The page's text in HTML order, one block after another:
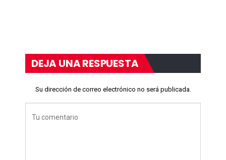
DEJA UNA RESPUESTA
Su dirección de correo electrónico no será publicada.